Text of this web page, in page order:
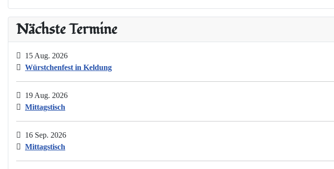
Nächste Termine
15 Aug. 2026
Würstchenfest in Keldung
19 Aug. 2026
Mittagstisch
16 Sep. 2026
Mittagstisch